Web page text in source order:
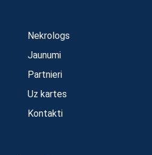
Nekrologs
Jaunumi
Partnieri
Uz kartes
Kontakti